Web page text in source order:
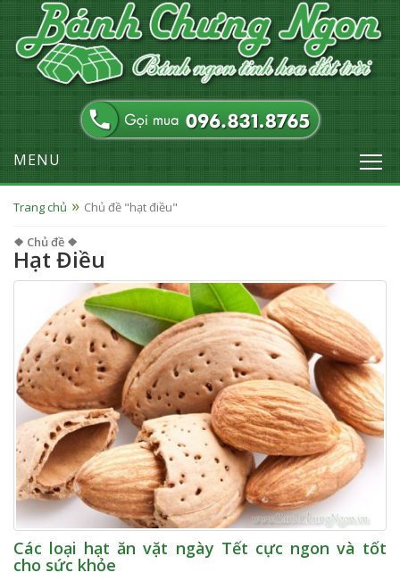
MENU
Trang chủ Chủ đề "hạt điều"
❖ Chủ đề ❖
Hạt Điều
Các loại hạt ăn vặt ngày Tết cực ngon và tốt
cho sức khỏe